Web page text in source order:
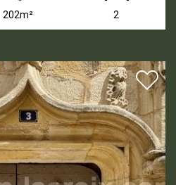
202m² 2